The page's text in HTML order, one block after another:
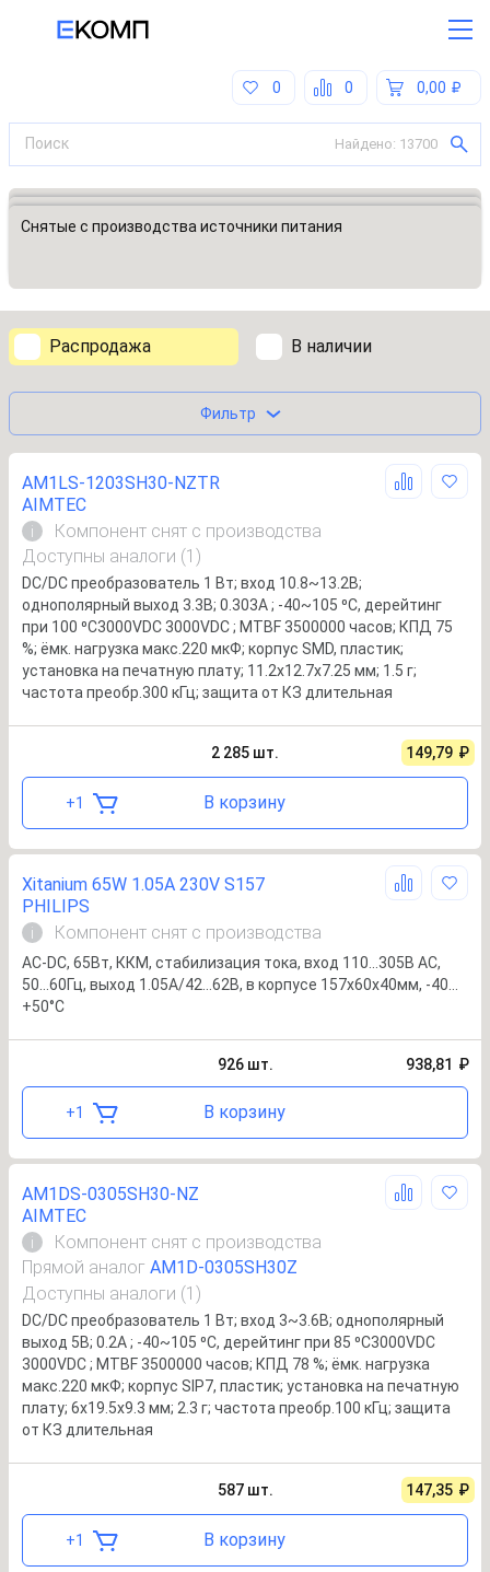
0,00
0
0
Найдено: 13700
Все категории
Источники питания, блоки питания
Снятые с производства источники питания
Распродажа В наличии
Фильтр
AM1LS-1203SH30-NZTR
AIMTEC
i
Компонент снят с производства
Доступны аналоги (1)
DC/DC преобразователь 1 Вт; вход 10.8~13.2В;
однополярный выход 3.3В; 0.303А ; -40~105 ⁰C, дерейтинг
при 100 ⁰C3000VDC 3000VDC ; MTBF 3500000 часов; КПД 75
%; ёмк. нагрузка макс.220 мкФ; корпус SMD, пластик;
установка на печатную плату; 11.2x12.7x7.25 мм; 1.5 г;
частота преобр.300 кГц; защита от КЗ длительная
2 285 шт. 149,79 ₽
+1 В корзину
Xitanium 65W 1.05A 230V S157
PHILIPS
i Компонент снят с производства
AC-DC, 65Вт, ККМ, стабилизация тока, вход 110…305В AC,
50…60Гц, выход 1.05A/42…62В, в корпусе 157х60х40мм, -40…
+50°С
926 шт. 938,81 ₽
+1 В корзину
AM1DS-0305SH30-NZ
AIMTEC
i
Компонент снят с производства
Прямой аналог AM1D-0305SH30Z
Доступны аналоги (1)
DC/DC преобразователь 1 Вт; вход 3~3.6В; однополярный
выход 5В; 0.2А ; -40~105 ⁰C, дерейтинг при 85 ⁰C3000VDC
3000VDC ; MTBF 3500000 часов; КПД 78 %; ёмк. нагрузка
макс.220 мкФ; корпус SIP7, пластик; установка на печатную
плату; 6x19.5x9.3 мм; 2.3 г; частота преобр.100 кГц; защита
от КЗ длительная
587 шт. 147,35 ₽
+1 В корзину